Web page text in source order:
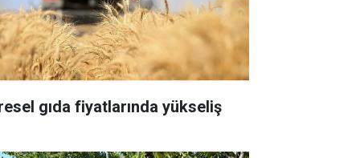
gıda fiyatlarında yükseliş